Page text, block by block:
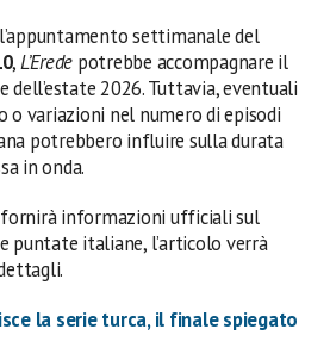
settimanale del
,L’Erede potrebbe accompagnare il
dell’estate 2026. Tuttavia, eventuali
o variazioni nel numero di episodi
potrebbero influire sulla durata
in onda.
fornirà informazioni ufficiali sul
puntate italiane, l’articolo verrà
la serie turca, il finale spiegato